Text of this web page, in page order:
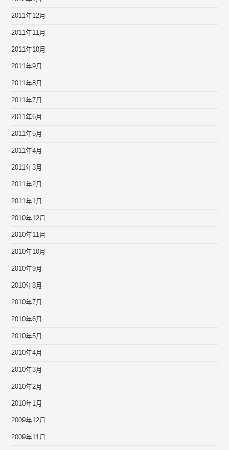
2011年12月
2011年11月
2011年10月
2011年9月
2011年8月
2011年7月
2011年6月
2011年5月
2011年4月
2011年3月
2011年2月
2011年1月
2010年12月
2010年11月
2010年10月
2010年9月
2010年8月
2010年7月
2010年6月
2010年5月
2010年4月
2010年3月
2010年2月
2010年1月
2009年12月
2009年11月